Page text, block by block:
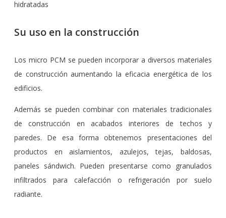
hidratadas
Su uso en la construcción
Los micro PCM se pueden incorporar a diversos materiales
de construcción aumentando la eficacia energética de los
edificios.
Además se pueden combinar con materiales tradicionales
de construcción en acabados interiores de techos y
paredes. De esa forma obtenemos presentaciones del
productos en aislamientos, azulejos, tejas, baldosas,
paneles sándwich. Pueden presentarse como granulados
infiltrados para calefacción o refrigeración por suelo
radiante.